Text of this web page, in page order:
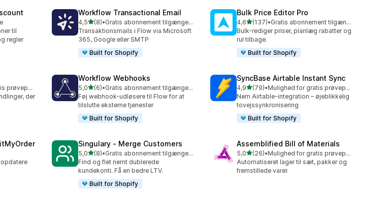
til
regler
Workflow Transactional Email
4,5ud af 5 stjerner
(8)
8 anmeldelser i alt
•
Gratis abonnement tilgængeligt
Transaktionsmails i Flow via Microsoft
365, Google eller SMTP
Built for Shopify
Bulk Price Editor Pro
4,6ud af 5 stjerner
(137)
137 anmeldelser i alt
•
Gratis abonnement tilgængeligt
Bulk-rediger priser, planlæg rabatter og
rul tilbage.
Built for Shopify
Mulighed for gratis prøveperiode
der
Workflow Webhooks
5,0ud af 5 stjerner
(6)
6 anmeldelser i alt
•
Gratis abonnement tilgængeligt
Føj webhook-udløsere til Flow for at
tilslutte eksterne tjenester
Built for Shopify
SyncBase Airtable Instant Sync
4,9ud af 5 stjerner
(79)
79 anmeldelser i alt
•
Mulighed for gratis prøveperiode
Nem Airtable-integration – øjeblikkelig
tovejssynkronisering
Built for Shopify
Singulary ‑ Merge Customers
5,0ud af 5 stjerner
(8)
8 anmeldelser i alt
•
Gratis abonnement tilgængeligt
Find og flet nemt dublerede
kundekonti. Få en bedre LTV.
Built for Shopify
Assemblified Bill of Materials
5,0ud af 5 stjerner
(26)
26 anmeldelser i alt
•
Mulighed for gratis prøveperiode
Automatiseret lager til sæt, pakker og
fremstillede varer.